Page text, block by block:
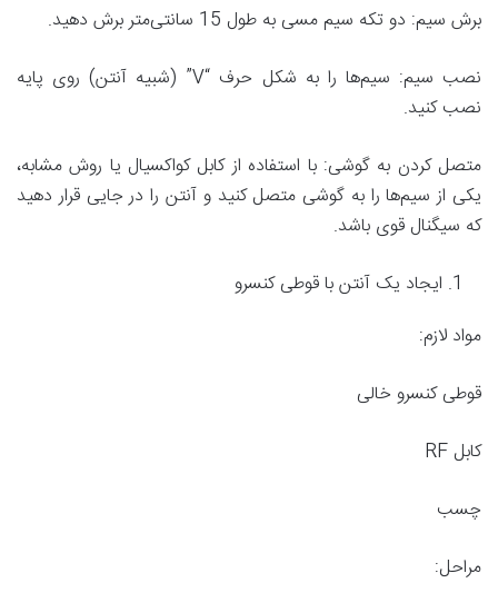
برش سیم: دو تکه سیم مسی به طول 15 سانتی‌متر برش دهید.
نصب سیم: سیم‌ها را به شکل حرف “V” (شبیه آنتن) روی پایه
نصب کنید.
متصل کردن به گوشی: با استفاده از کابل کواکسیال یا روش مشابه،
یکی از سیم‌ها را به گوشی متصل کنید و آنتن را در جایی قرار دهید
که سیگنال قوی باشد.
ایجاد یک آنتن با قوطی کنسرو
مواد لازم:
قوطی کنسرو خالی
کابل RF
چسب
مراحل: